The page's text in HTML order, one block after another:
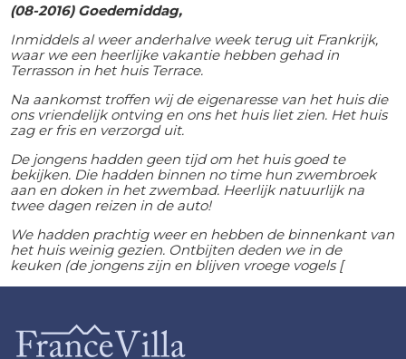
(08-2016) Goedemiddag,
Inmiddels al weer anderhalve week terug uit Frankrijk,
waar we een heerlijke vakantie hebben gehad in
Terrasson in het huis Terrace.
Na aankomst troffen wij de eigenaresse van het huis die
ons vriendelijk ontving en ons het huis liet zien. Het huis
zag er fris en verzorgd uit.
De jongens hadden geen tijd om het huis goed te
bekijken. Die hadden binnen no time hun zwembroek
aan en doken in het zwembad. Heerlijk natuurlijk na
twee dagen reizen in de auto!
We hadden prachtig weer en hebben de binnenkant van
het huis weinig gezien. Ontbijten deden we in de
keuken (de jongens zijn en blijven vroege vogels [